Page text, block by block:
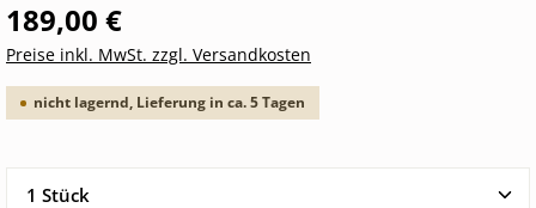
189,00 €
Preise inkl. MwSt. zzgl. Versandkosten
nicht lagernd, Lieferung in ca. 5 Tagen
Produkt Anzahl: Gib den gewünschten Wert ein